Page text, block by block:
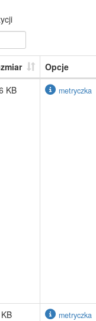
Opcje
KB metryczka
metryczka